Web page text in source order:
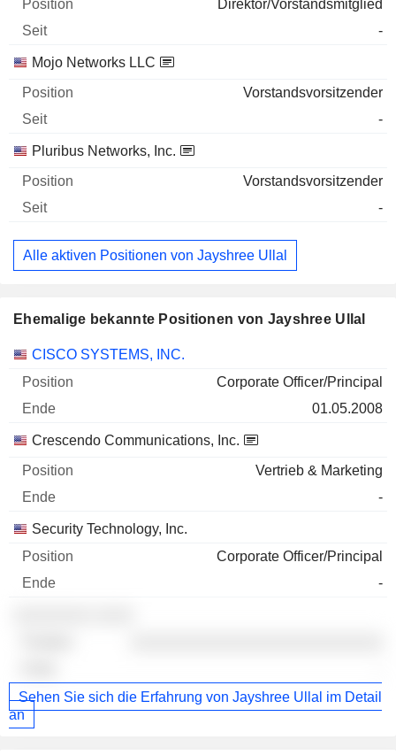
Direktor/Vorstandsmitglied
-
Mojo Networks LLC
Vorstandsvorsitzender
-
Pluribus Networks, Inc.
Vorstandsvorsitzender
-
Alle aktiven Positionen von Jayshree Ullal
Ehemalige bekannte Positionen von Jayshree Ullal
Unternehmen Position Ende
CISCO SYSTEMS, INC.
Corporate Officer/Principal
01.05.2008
Crescendo Communications, Inc.
Vertrieb & Marketing
-
Security Technology, Inc.
Corporate Officer/Principal
-
Sehen Sie sich die Erfahrung von Jayshree Ullal im Detail
an